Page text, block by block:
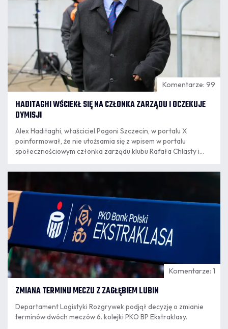
Komentarze: 99
HADITAGHI WŚCIEKŁ SIĘ NA CZŁONKA ZARZĄDU I OCZEKUJE
DYMISJI
Alex Haditaghi, właściciel Pogoni Szczecin, w portalu X
poinformował, że nie utożsamia się z wpisem w portalu
społecznościowym członka zarządu klubu Rafała Chlasty i
Chlasta jest także pracownikiem klubu i jak zapowiedział
personalnemu w celu zakończenia współpracy.
11:27
Komentarze: 1
ZMIANA TERMINU MECZU Z ZAGŁĘBIEM LUBIN
Departament Logistyki Rozgrywek podjął decyzję o zmianie
terminów dwóch meczów 6. kolejki PKO BP Ekstraklasy.